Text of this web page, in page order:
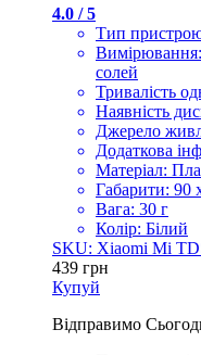
4.0 / 5
Тип
Вимірювання:
солей
Тривалість
Наявність
Джерело
Додаткова
Матеріал:
Габарити: 90
Вага: 30 г
Колір: Білий
SKU: Xiaomi Mi
439 грн
Купуй
Відправимо